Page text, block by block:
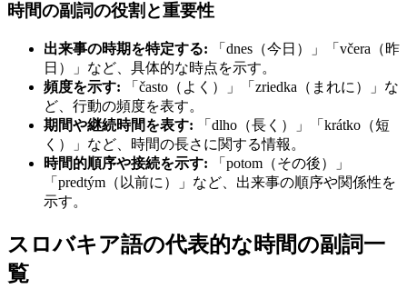
時間の副詞の役割と重要性
出来事の時期を特定する: 「dnes（今日）」「včera（昨
日）」など、具体的な時点を示す。
頻度を示す: 「často（よく）」「zriedka（まれに）」な
ど、行動の頻度を表す。
期間や継続時間を表す: 「dlho（長く）」「krátko（短
く）」など、時間の長さに関する情報。
時間的順序や接続を示す: 「potom（その後）」
「predtým（以前に）」など、出来事の順序や関係性を
示す。
スロバキア語の代表的な時間の副詞一
覧